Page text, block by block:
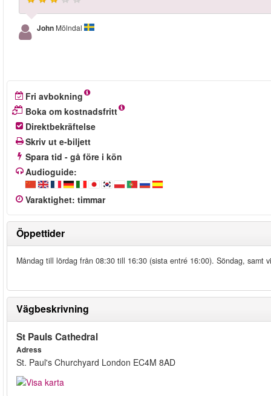
John Mölndal
Fri avbokning
Boka om kostnadsfritt
Direktbekräftelse
Skriv ut e-biljett
Spara tid - gå före i kön
Audioguide:
Varaktighet: timmar
Öppettider
Måndag till lördag från 08:30 till 16:30 (sista entré 16:00). Söndag, samt
Vägbeskrivning
St Pauls Cathedral
Adress
St. Paul's Churchyard London EC4M 8AD